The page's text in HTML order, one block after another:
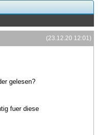
(23.12.20 12:01)
gelesen?
fuer diese